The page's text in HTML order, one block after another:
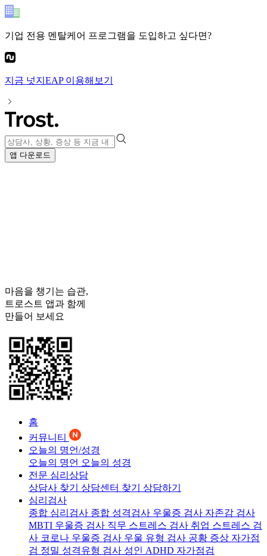
기업 전용 멘탈케어 프로그램을 도입하고 싶다면?
지금 넛지EAP이용해보기
앱 다운로드
마음을 챙기는 습관,
트로스트 앱과 함께
만들어 보세요
홈
커뮤니티
오늘의 명언/성경
오늘의 명언 오늘의 성경
전문 심리상담
상담사 찾기 상담센터 찾기 상담하기
심리검사
종합 심리검사 종합 성격검사 우울증 검사 자존감 검사
MBTI 우울증 검사 직무 스트레스 검사 취업 스트레스 검
사 코로나 우울증 검사 우울 유형 검사 공황 증상 자가점
검 정밀 성격유형 검사 성인 ADHD 자가점검